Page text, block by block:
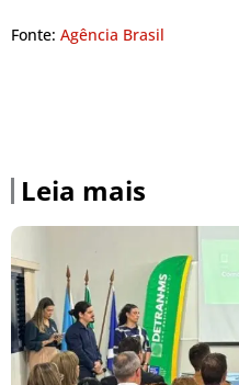
Fonte: Agência Brasil
Leia mais